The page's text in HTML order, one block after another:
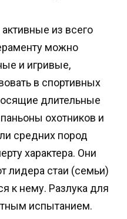
из всего
можно
и игривые,
в спортивных
длительные
охотников и
средних пород
характера. Они
лидера стаи (семьи)
к нему. Разлука для
испытанием.